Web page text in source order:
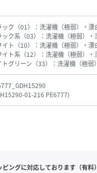
ック（01）：洗濯機（極弱）・
ック系（03）：洗濯機（極弱）
イト（10）：洗濯機（極弱）・
イト系（12）：洗濯機（極弱）
トグリーン（33）：洗濯機（極
01-216 PE6777)
ングに対応しております（有料）